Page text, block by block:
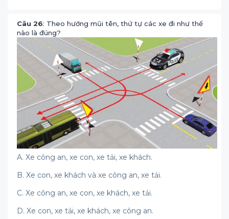
Câu 26: Theo hướng mũi tên, thứ tự các xe đi như thế
nào là đúng?
A. Xe công an, xe con, xe tải, xe khách.
B. Xe con, xe khách và xe công an, xe tải.
C. Xe công an, xe con, xe khách, xe tải.
D. Xe con, xe tải, xe khách, xe công an.